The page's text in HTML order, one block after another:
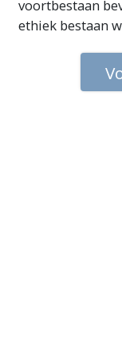
voortbestaan
ethiek bestaan